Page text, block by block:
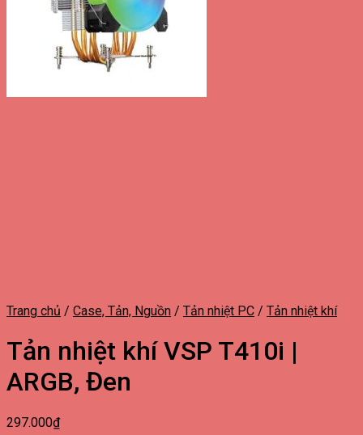
Trang chủ / Case, Tản, Nguồn / Tản nhiệt PC / Tản nhiệt khí
Tản nhiệt khí VSP T410i |
ARGB, Đen
297.000₫